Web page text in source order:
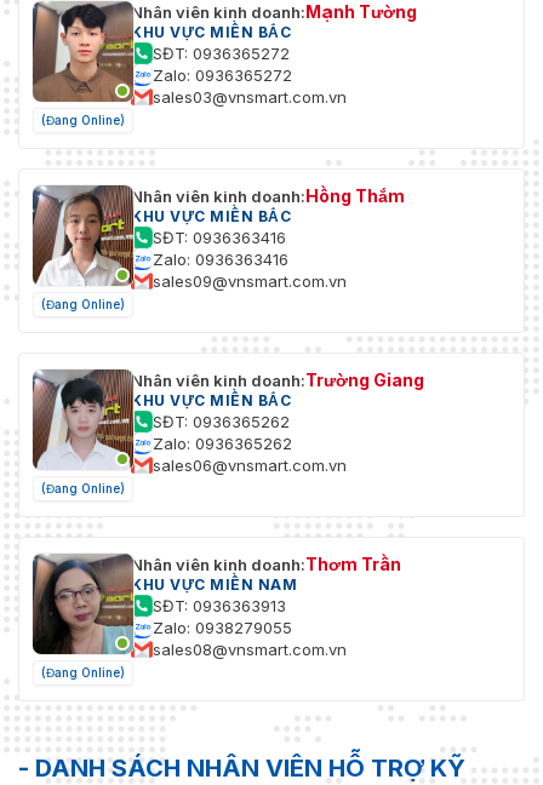
(Đang Online)
Nhân viên kinh doanh:Mạnh Tường
KHU VỰC MIỀN BẮC
SĐT: 0936365272
Zalo: 0936365272
sales03@vnsmart.com.vn
(Đang Online)
Nhân viên kinh doanh:Hồng Thắm
KHU VỰC MIỀN BẮC
SĐT: 0936363416
Zalo: 0936363416
sales09@vnsmart.com.vn
(Đang Online)
Nhân viên kinh doanh:Trường Giang
KHU VỰC MIỀN BẮC
SĐT: 0936365262
Zalo: 0936365262
sales06@vnsmart.com.vn
(Đang Online)
Nhân viên kinh doanh:Thơm Trần
KHU VỰC MIỀN NAM
SĐT: 0936363913
Zalo: 0938279055
sales08@vnsmart.com.vn
- DANH SÁCH NHÂN VIÊN HỖ TRỢ KỸ